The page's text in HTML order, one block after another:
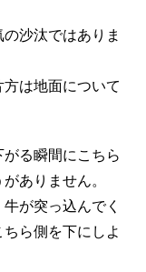
沙汰ではありま
は地面について
る瞬間にこちら
ありません。
が突っ込んでく
ら側を下にしよ